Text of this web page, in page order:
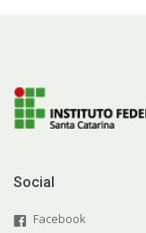
Social
Facebook